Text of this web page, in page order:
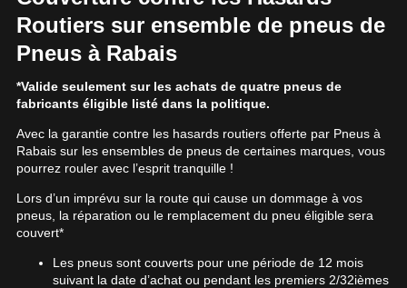
Recherche par dimensions DIAMÈTRE
Ajouter une dimension différente pour l'arrière
Pneus d'hiver
Par véhicule Par dimensions
Recherche par véhicule
ANNÉE MARQUE
MODÈLE OPTION
LANCER LA RECHERCHE
ROUES PAR MARQUE
RECHERCHE D'ENSEMBLES PNEUS
& JANTES
Recherche par véhicule
ANNÉE MARQUE
Pneus d'été/4 saisons
Pneus d'hiver
LANCER LA RECHERCHE
PROMOTIONS
REMISES POSTALES VOIR TOUT
Il n'y a aucune remise postale disponible en ce moment. Veuillez revenir
plus tard.
PNEUS ET ROUES EN SOLDE
Firestone Firehawk Indy 500 V2 : le pneu sport d'été
Lire la suite
CONTACT
English
Suivre ma commande
Routiers sur ensemble de pneus de
Pneus à Rabais
*Valide seulement sur les achats de quatre pneus de
fabricants éligible listé dans la politique.
Avec la garantie contre les hasards routiers offerte par Pneus à
Rabais sur les ensembles de pneus de certaines marques, vous
pourrez rouler avec l’esprit tranquille !
Lors d’un imprévu sur la route qui cause un dommage à vos
pneus, la réparation ou le remplacement du pneu éligible sera
couvert*
Les pneus sont couverts pour une période de 12 mois
suivant la date d’achat ou pendant les premiers 2/32ièmes